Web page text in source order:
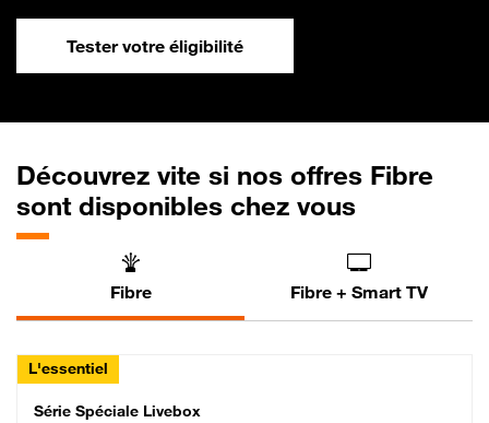
Tester votre éligibilité
Découvrez vite si nos offres Fibre
sont disponibles chez vous
Fibre Fibre + Smart TV
L'essentiel
Série Spéciale Livebox Lite Fibre
Série Spéciale Livebox